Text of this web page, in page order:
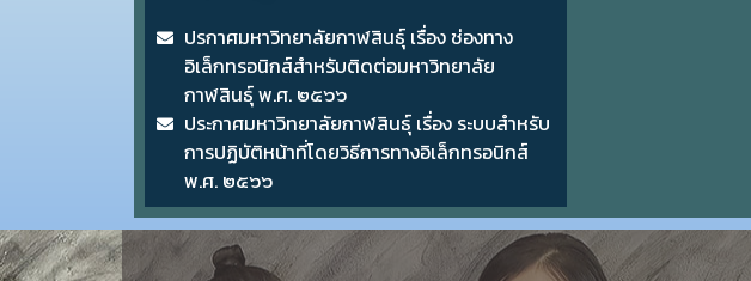
ปรกาศมหาวิทยาลัยกาฬสินธุ์ เรื่อง ช่องทาง
อิเล็กทรอนิกส์สำหรับติดต่อมหาวิทยาลัย
กาฬสินธุ์ พ.ศ. ๒๕๖๖
ประกาศมหาวิทยาลัยกาฬสินธุ์ เรื่อง ระบบสำหรับ
การปฏิบัติหน้าที่โดยวิธีการทางอิเล็กทรอนิกส์
พ.ศ. ๒๕๖๖